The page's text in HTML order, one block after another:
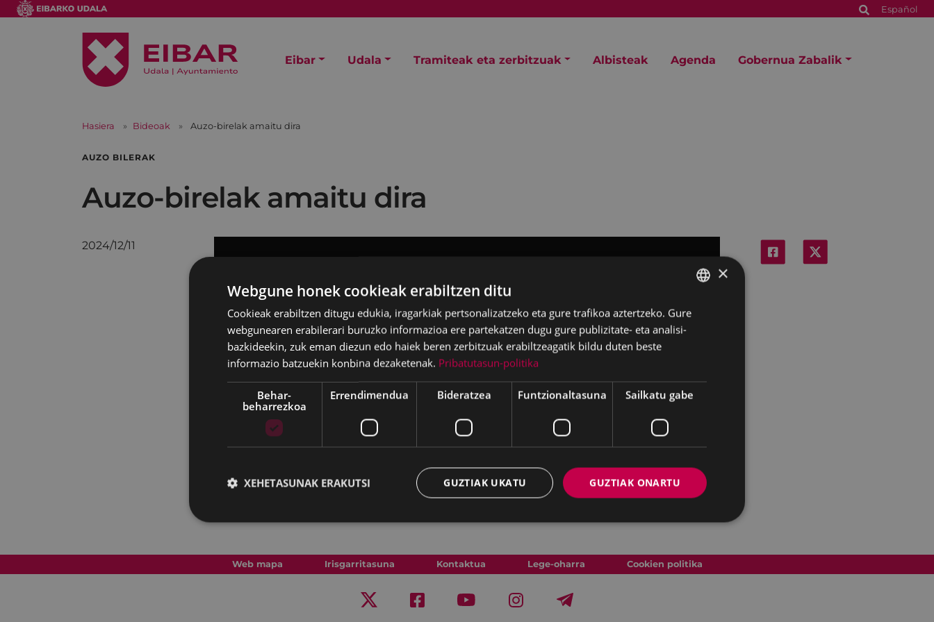
Español
Eibar Udala Tramiteak eta zerbitzuak Albisteak Agenda Gobernua Zabalik
Hasiera Bideoak Auzo-birelak amaitu dira
AUZO BILERAK
Auzo-birelak amaitu dira
2024/12/11
Web mapa Irisgarritasuna Kontaktua Lege-oharra Cookien politika
BASQUE
SPANISH
×
Webgune honek cookieak erabiltzen ditu
Cookieak erabiltzen ditugu edukia, iragarkiak pertsonalizatzeko eta gure trafikoa aztertzeko. Gure
webgunearen erabilerari buruzko informazioa ere partekatzen dugu gure publizitate- eta analisi-
bazkideekin, zuk eman diezun edo haiek beren zerbitzuak erabiltzeagatik bildu duten beste
informazio batzuekin konbina dezaketenak. Pribatutasun-politika
Behar-
beharrezkoa
Errendimendua Bideratzea Funtzionaltasuna Sailkatu gabe
GUZTIAK ONARTU
GUZTIAK UKATU
XEHETASUNAK ERAKUTSI